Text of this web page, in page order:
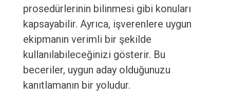
prosedürlerinin bilinmesi gibi konuları
kapsayabilir. Ayrıca, işverenlere uygun
ekipmanın verimli bir şekilde
kullanılabileceğinizi gösterir. Bu
beceriler, uygun aday olduğunuzu
kanıtlamanın bir yoludur.